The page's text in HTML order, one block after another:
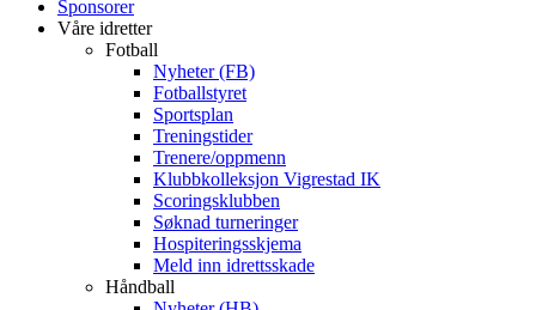
Sponsorer
Våre idretter
Fotball
Nyheter (FB)
Fotballstyret
Sportsplan
Treningstider
Trenere/oppmenn
Klubbkolleksjon Vigrestad IK
Scoringsklubben
Søknad turneringer
Hospiteringsskjema
Meld inn idrettsskade
Håndball